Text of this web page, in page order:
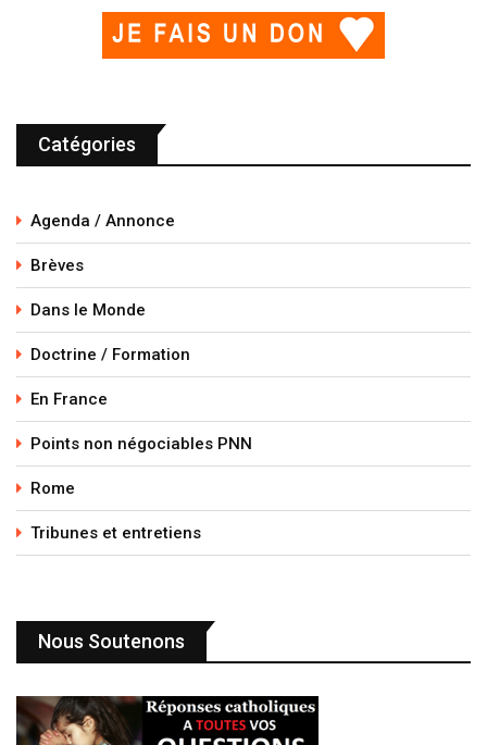
Catégories
Agenda / Annonce
Brèves
Dans le Monde
Doctrine / Formation
En France
Points non négociables PNN
Rome
Tribunes et entretiens
Nous Soutenons